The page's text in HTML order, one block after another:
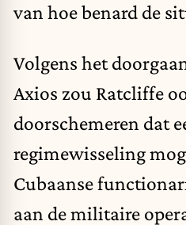
van hoe benard de
Volgens het
Axios zou Ratcliffe
doorschemeren dat
regimewisseling
Cubaanse
aan de militaire